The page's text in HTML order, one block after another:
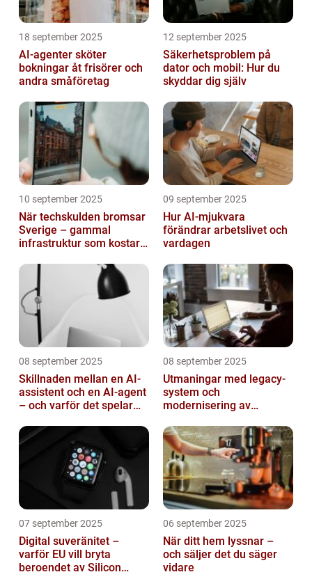
18 september 2025
AI-agenter sköter
bokningar åt frisörer och
andra småföretag
12 september 2025
Säkerhetsproblem på
dator och mobil: Hur du
skyddar dig själv
10 september 2025
När techskulden bromsar
Sverige – gammal
infrastruktur som kostar
09 september 2025
Hur AI-mjukvara
förändrar arbetslivet och
vardagen
08 september 2025
Skillnaden mellan en AI-
assistent och en AI-agent
– och varför det spelar
08 september 2025
Utmaningar med legacy-
system och
modernisering av
07 september 2025
Digital suveränitet –
varför EU vill bryta
beroendet av Silicon
06 september 2025
När ditt hem lyssnar –
och säljer det du säger
vidare